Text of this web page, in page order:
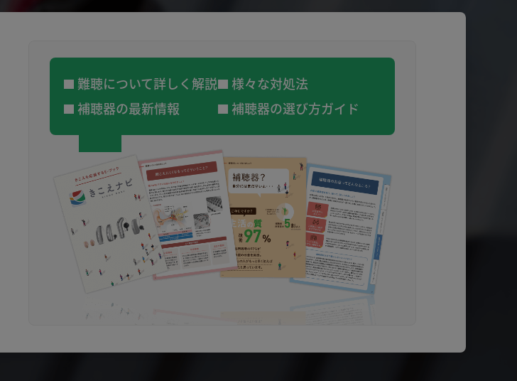
難聴について詳しく解説
様々な対処法
補聴器の最新情報
補聴器の選び方ガイド